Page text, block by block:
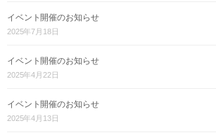
イベント開催のお知らせ
2025年7月18日
イベント開催のお知らせ
2025年4月22日
イベント開催のお知らせ
2025年4月13日